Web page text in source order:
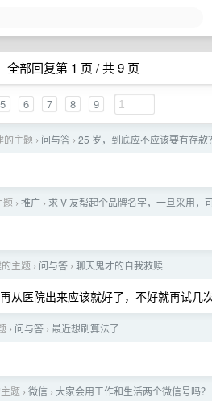
全部回复第 1 页 / 共 9 页
5 6 7 8 9
的主题 › 问与答 › 25 岁，到底应不应该要有存款？
题 › 推广 › 求 V 友帮起个品牌名字，一旦采用，
主题 › 问与答 › 聊天鬼才的自我救赎
从医院出来应该就好了，不好就再试几
› 问与答 › 最近想刷算法了
题 › 微信 › 大家会用工作和生活两个微信号吗？